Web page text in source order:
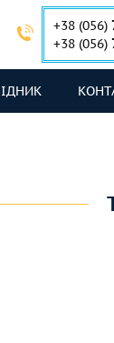
+38 (056)
+38 (056)